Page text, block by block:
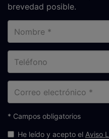
brevedad posible.
electrónico
* Campos obligatorios
He leído y acepto el Aviso